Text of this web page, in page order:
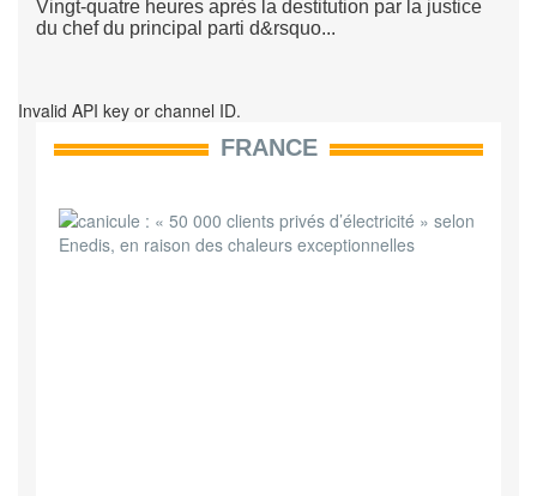
Vingt-quatre heures après la destitution par la justice
du chef du principal parti d&rsquo...
Invalid API key or channel ID.
FRANCE